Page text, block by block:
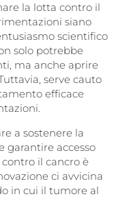
la lotta contro il
siano
scientifico
solo potrebbe
ma anche aprire
serve cauto
efficace
a sostenere la
garantire accesso
il cancro è
ci avvicina
in cui il tumore al